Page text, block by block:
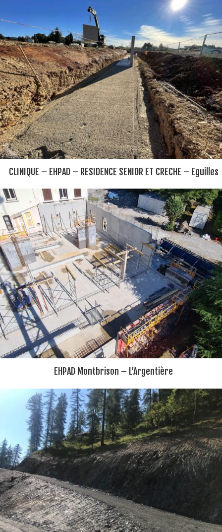
CLINIQUE – EHPAD – RESIDENCE SENIOR ET CRECHE – Eguilles
EHPAD Montbrison – L’Argentière